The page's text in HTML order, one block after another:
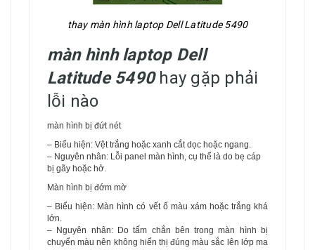
thay màn hình laptop Dell Latitude 5490
màn hình laptop Dell
Latitude 5490hay gặp phải
lỗi nào
màn hình bị đứt nét
– Biểu hiện: Vệt trắng hoặc xanh cắt dọc hoặc ngang.
– Nguyên nhân: Lỗi panel màn hình, cụ thể là do bẹ cáp
bị gãy hoặc hở.
Màn hình bị đớm mờ
– Biểu hiện: Màn hình có vết ố màu xám hoặc trắng khá
lớn.
– Nguyên nhân: Do tấm chắn bên trong màn hình bị
chuyển màu nên không hiển thị đúng màu sắc lên lớp ma